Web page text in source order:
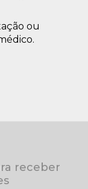
ou
receber